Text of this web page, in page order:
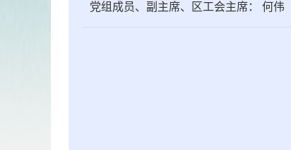
党组成员、副主席、区工会主席： 何伟